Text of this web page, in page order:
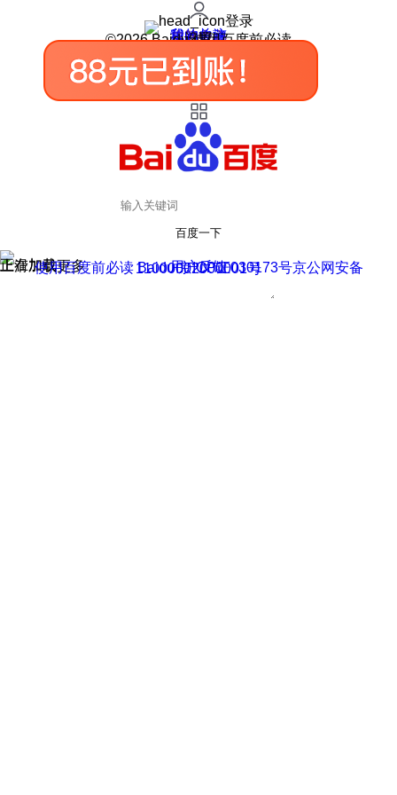
登录
我的关注
我的收藏
皮肤中心
用户反馈
设置
©2026 Baidu 使用百度前必读
百度一下
正在加载
上滑加载更多 用户反馈
使用百度前必读 Baidu 京ICP证030173号
京公网安备11000002000001号